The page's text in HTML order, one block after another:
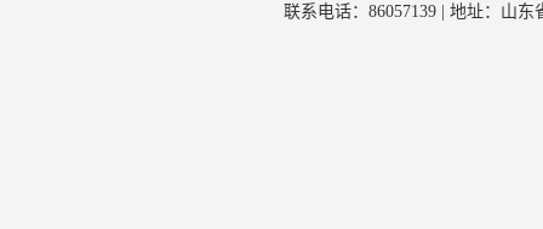
联系电话：86057139 | 地址：山